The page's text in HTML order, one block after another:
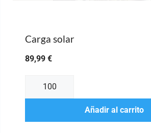
Carga solar
89,99 €
Añadir al carrito